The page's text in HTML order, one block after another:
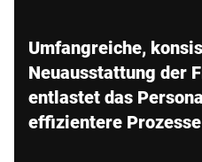
Umfangreiche,
Neuausstattung der
entlastet das
effizientere Prozesse